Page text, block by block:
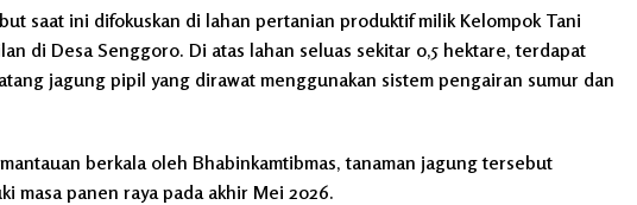
saat ini difokuskan di lahan pertanian produktif milik Kelompok Tani
di Desa Senggoro. Di atas lahan seluas sekitar 0,5 hektare, terdapat
jagung pipil yang dirawat menggunakan sistem pengairan sumur dan
berkala oleh Bhabinkamtibmas, tanaman jagung tersebut
masa panen raya pada akhir Mei 2026.